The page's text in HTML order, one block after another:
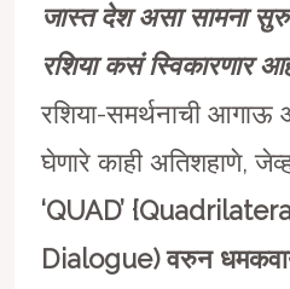
जास्त देश असा सामना
रशिया कसं स्विकारणार
रशिया-समर्थनाची आगाऊ
घेणारे काही अतिशहाणे,
‘QUAD’
Dialogue) वरुन